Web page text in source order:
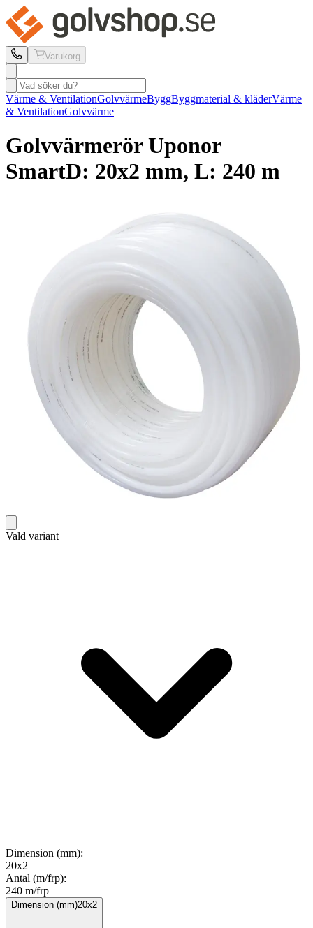
Varukorg
Värme & VentilationGolvvärmeByggByggmaterial & kläderVärme
& VentilationGolvvärme
Golvvärmerör Uponor
SmartD: 20x2 mm, L: 240 m
Vald variant
Dimension (mm):
20x2
Antal (m/frp):
240 m/frp
Dimension (mm)20x2